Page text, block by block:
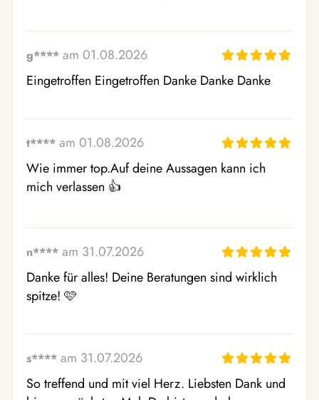
g**** am 01.08.2026
Eingetroffen Eingetroffen Danke Danke Danke
t**** am 01.08.2026
Wie immer top.Auf deine Aussagen kann ich
mich verlassen 👍
n**** am 31.07.2026
Danke für alles! Deine Beratungen sind wirklich
spitze! 🩷
s**** am 31.07.2026
So treffend und mit viel Herz. Liebsten Dank und